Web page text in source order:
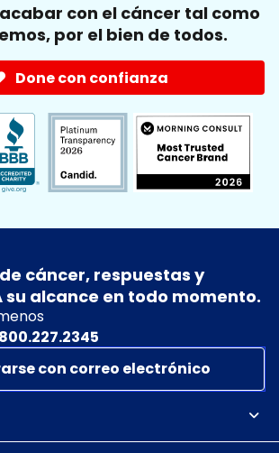
con el cáncer tal como
por el bien de todos.
Done con confianza
cáncer, respuestas y
su alcance en todo momento.
800.227.2345
con correo electrónico